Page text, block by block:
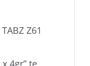
Z61
4gr” te